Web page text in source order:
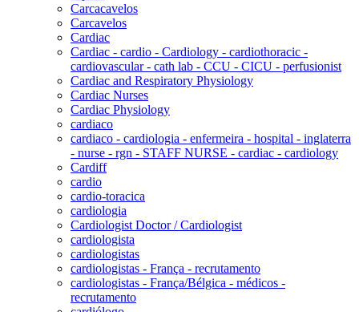
Carcacavelos
Carcavelos
Cardiac
Cardiac - cardio - Cardiology - cardiothoracic -
cardiovascular - cath lab - CCU - CICU - perfusionist
Cardiac and Respiratory Physiology
Cardiac Nurses
Cardiac Physiology
cardiaco
cardiaco - cardiologia - enfermeira - hospital - inglaterra
- nurse - rgn - STAFF NURSE - cardiac - cardiology
Cardiff
cardio
cardio-toracica
cardiologia
Cardiologist Doctor / Cardiologist
cardiologista
cardiologistas
cardiologistas - França - recrutamento
cardiologistas - França/Bélgica - médicos -
recrutamento